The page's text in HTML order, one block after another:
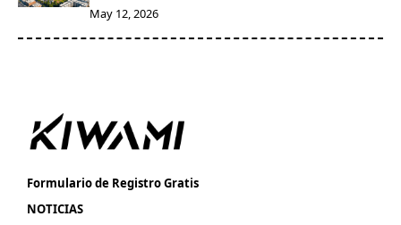
May 12, 2026
Formulario de Registro Gratis
NOTICIAS